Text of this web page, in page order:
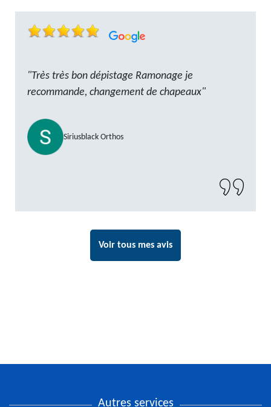
"Très très bon dépistage Ramonage je
recommande, changement de chapeaux"
Siriusblack Orthos
Voir tous mes avis
Autres services